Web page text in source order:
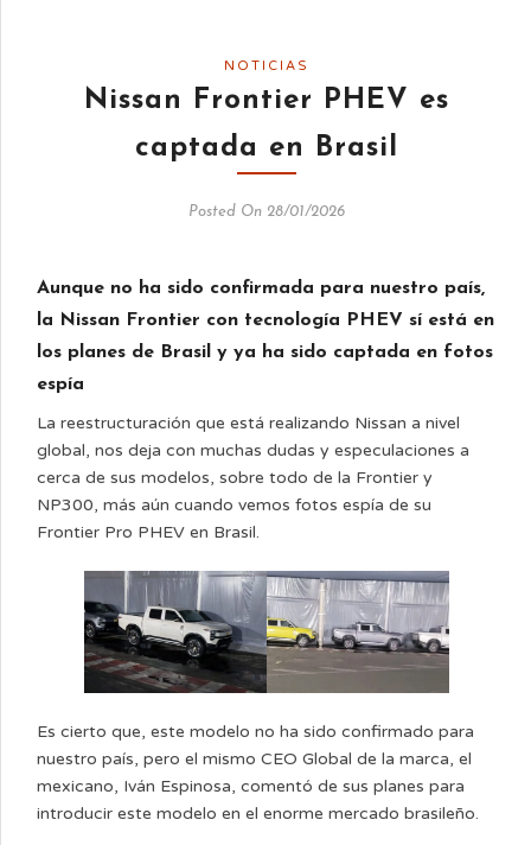
NOTICIAS
Nissan Frontier PHEV es
captada en Brasil
Posted On 28/01/2026
Aunque no ha sido confirmada para nuestro país,
la Nissan Frontier con tecnología PHEV sí está en
los planes de Brasil y ya ha sido captada en fotos
espía
La reestructuración que está realizando Nissan a nivel
global, nos deja con muchas dudas y especulaciones a
cerca de sus modelos, sobre todo de la Frontier y
NP300, más aún cuando vemos fotos espía de su
Frontier Pro PHEV en Brasil.
Es cierto que, este modelo no ha sido confirmado para
nuestro país, pero el mismo CEO Global de la marca, el
mexicano, Iván Espinosa, comentó de sus planes para
introducir este modelo en el enorme mercado brasileño.